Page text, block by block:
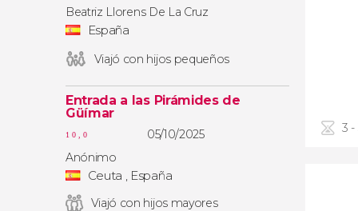
Beatriz Llorens De La Cruz
España
Viajó con hijos pequeños
Entrada a las Pirámides de
Güímar
10,0
05/10/2025
Anónimo
Ceuta , España
Viajó con hijos mayores
3 -